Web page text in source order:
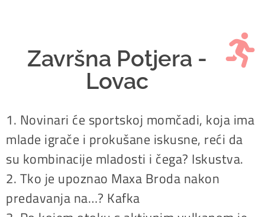
Završna Potjera -
Lovac
1. Novinari će sportskoj momčadi, koja ima
mlade igrače i prokušane iskusne, reći da
su kombinacije mladosti i čega? Iskustva.
2. Tko je upoznao Maxa Broda nakon
predavanja na…? Kafka